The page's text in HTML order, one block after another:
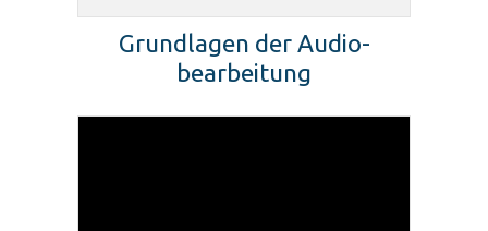
Grundlagen der Audio-
bearbeitung